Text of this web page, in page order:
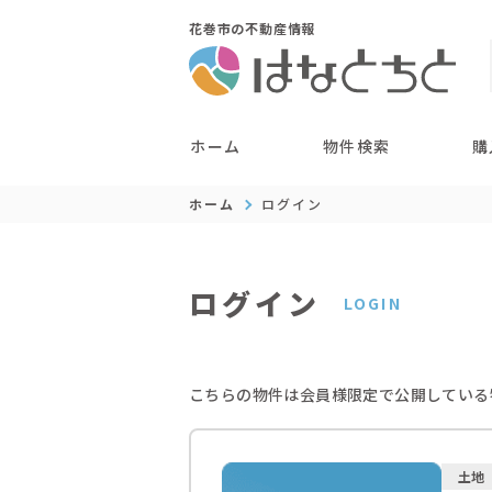
花巻市の不動産情報
ホーム 物件検索
ホーム ログイン
ログイン LOGIN
こちらの物件は会員様限定で公開してい
土地